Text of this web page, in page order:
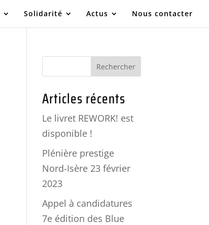
Solidarité Actus Nous contacter
Articles récents
Le livret REWORK! est
disponible !
Plénière prestige
Nord-Isère 23 février
2023
Appel à candidatures
7e édition des Blue